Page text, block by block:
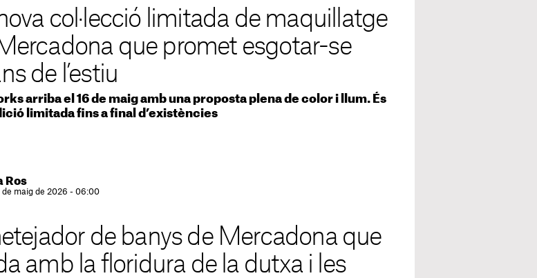
col·lecció limitada de maquillatge
que promet esgotar-se
de l’estiu
arriba el 16 de maig amb una proposta plena de color i llum. És
limitada fins a final d’existències
Ros
de maig de 2026 - 06:00
de banys de Mercadona que
amb la floridura de la dutxa i les